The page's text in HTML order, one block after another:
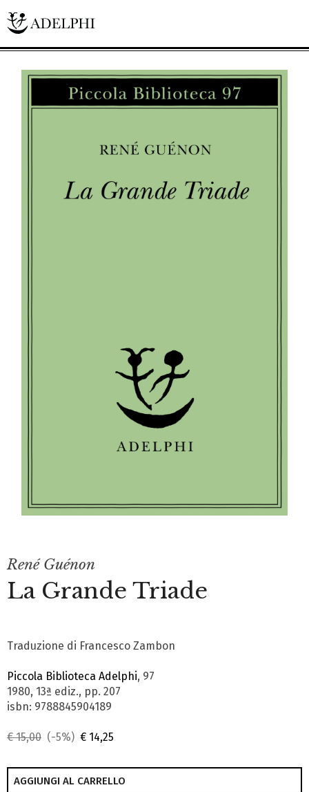
René Guénon
La Grande Triade
Traduzione di Francesco Zambon
Piccola Biblioteca Adelphi, 97
1980, 13ª ediz., pp. 207
isbn: 9788845904189
€ 15,00 (-5%) € 14,25
AGGIUNGI AL CARRELLO